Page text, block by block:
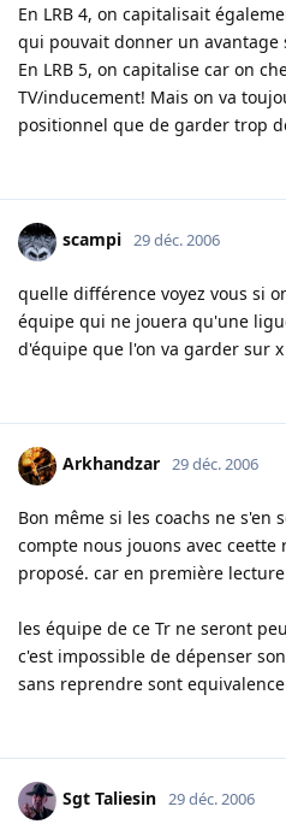
En LRB 4, on capitalisait
qui pouvait donner un
En LRB 5, on capitalise car on
TV/inducement! Mais on va
positionnel que de garder trop
scampi 29 déc. 2006
quelle différence voyez vous si
équipe qui ne jouera qu'une
d'équipe que l'on va garder sur x
Arkhandzar 29 déc. 2006
Bon même si les coachs ne s'en
compte nous jouons avec ceette
proposé. car en première
les équipe de ce Tr ne seront
c'est impossible de dépenser
sans reprendre sont
Sgt Taliesin 29 déc. 2006